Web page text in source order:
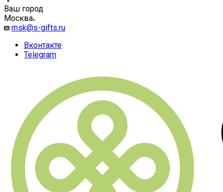
Ваш город
Москва
msk@s-gifts.ru
Вконтакте
Telegram